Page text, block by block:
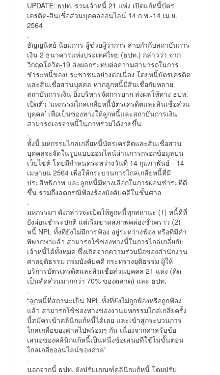
UPDATE: ธปท. รวมเจ้าหนี้ 21 แห่ง เปิดแก้หนี้บัตร
เครดิต-สินเชื่อส่วนบุคคลออนไลน์ 14 ก.พ.-14 เม.ย.
2564
.
ธัญญนิตย์ นิยมการ ผู้ช่วยผู้ว่าการ สายกำกับสถาบันการ
เงิน 2 ธนาคารแห่งประเทศไทย (ธปท.) กล่าวว่า จาก
วิกฤตโควิด-19 ส่งผลกระทบต่อความสามารถในการ
ชำระหนี้ของประชาชนอย่างต่อเนื่อง โดยหนี้บัตรเครดิต
และสินเชื่อส่วนบุคคล หากลูกหนี้มีสินเชื่อกับหลาย
สถาบันการเงิน ยิ่งบริหารจัดการยาก ส่งผลให้ทาง ธปท.
เปิดตัว ‘มหกรรมไกล่เกลี่ยหนี้บัตรเครดิตและสินเชื่อส่วน
บุคคล’ เพื่อเป็นช่องทางให้ลูกหนี้และสถาบันการเงิน
สามารถเจรจาหนี้ในภาพรวมได้ง่ายขึ้น
.
ทั้งนี้ มหกรรมไกล่เกลี่ยหนี้บัตรเครดิตและสินเชื่อส่วน
บุคคลจะจัดในรูปแบบออนไลน์ผ่านการกรอกข้อมูลบน
เว็บไซต์ โดยมีกำหนดระหว่างวันที่ 14 กุมภาพันธ์ - 14
เมษายน 2564 เพื่อให้กระบวนการไกล่เกลี่ยหนี้ที่มี
ประสิทธิภาพ และลูกหนี้มีทางเลือกในการผ่อนชำระที่ดี
ขึ้น รวมถึงลดกรณีฟ้องร้องบังคับคดีในชั้นศาล
.
มหกรรมฯ ดังกล่าวจะเปิดให้ลูกหนี้ทุกสถานะ (1) หนี้ดีที่
ยังผ่อนชำระปกติ แต่เริ่มขาดสภาพคล่องชั่วคราว (2)
หนี้ NPL ทั้งที่ยังไม่มีการฟ้อง อยู่ระหว่างฟ้อง หรือที่มีคำ
พิพากษาแล้ว สามารถใช้ช่องทางนี้ในการไกล่เกลี่ยกับ
เจ้าหนี้ได้ทั้งหมด ซึ่งเกิดจากความร่วมมือของสำนักงาน
ศาลยุติธรรม กรมบังคับคดี กระทรวงยุติธรรม ผู้ให้
บริการบัตรเครดิตและสินเชื่อส่วนบุคคล 21 แห่ง (คิด
เป็นสัดส่วนมากกว่า 70% ของตลาด) และ ธปท.
.
“ลูกหนี้ที่สถานะเป็น NPL ทั้งที่ยังไม่ถูกฟ้องหรือถูกฟ้อง
แล้ว สามารถใช้ช่องทางของงานมหกรรมไกล่เกลี่ยครั้ง
นี้สมัครเข้าคลินิกแก้หนี้ได้เลย และเข้าสู่กระบวนการ
ไกล่เกลี่ยของศาลไปพร้อมๆ กัน เนื่องจากศาลรับข้อ
เสนอของคลินิกแก้หนี้เป็นหนึ่งข้อเสนอที่ใช้ในขั้นตอน
ไกล่เกลี่ยออนไลน์ของศาล”
.
นอกจากนี้ ธปท. ยังปรับเกณฑ์คลินิกแก้หนี้ โดยปรับ